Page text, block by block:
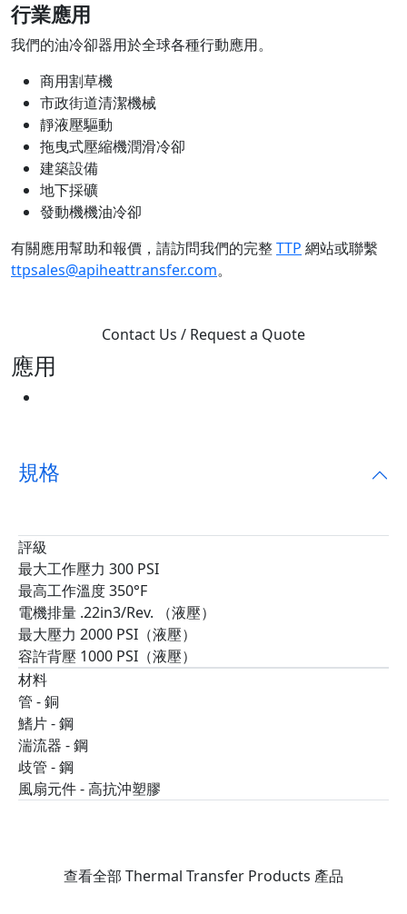
行業應用
我們的油冷卻器用於全球各種行動應用。
商用割草機
市政街道清潔機械
靜液壓驅動
拖曳式壓縮機潤滑冷卻
建築設備
地下採礦
發動機機油冷卻
有關應用幫助和報價，請訪問我們的完整TTP 網站或聯繫
ttpsales@apiheattransfer.com。
Contact Us / Request a Quote
應用
規格
評級
最大工作壓力 300 PSI
最高工作溫度 350°F
電機排量 .22in3/Rev. （液壓）
最大壓力 2000 PSI（液壓）
容許背壓 1000 PSI（液壓）
材料
管 - 銅
鰭片 - 鋼
湍流器 - 鋼
歧管 - 鋼
風扇元件 - 高抗沖塑膠
查看全部 Thermal Transfer Products 產品